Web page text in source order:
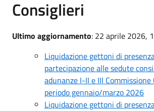
Consiglieri
Ultimo aggiornamento: 22 aprile 2026,
Liquidazione gettoni di
partecipazione alle sedute
adunanze I-II e III
periodo gennaio/marzo 2026
Liquidazione gettoni di